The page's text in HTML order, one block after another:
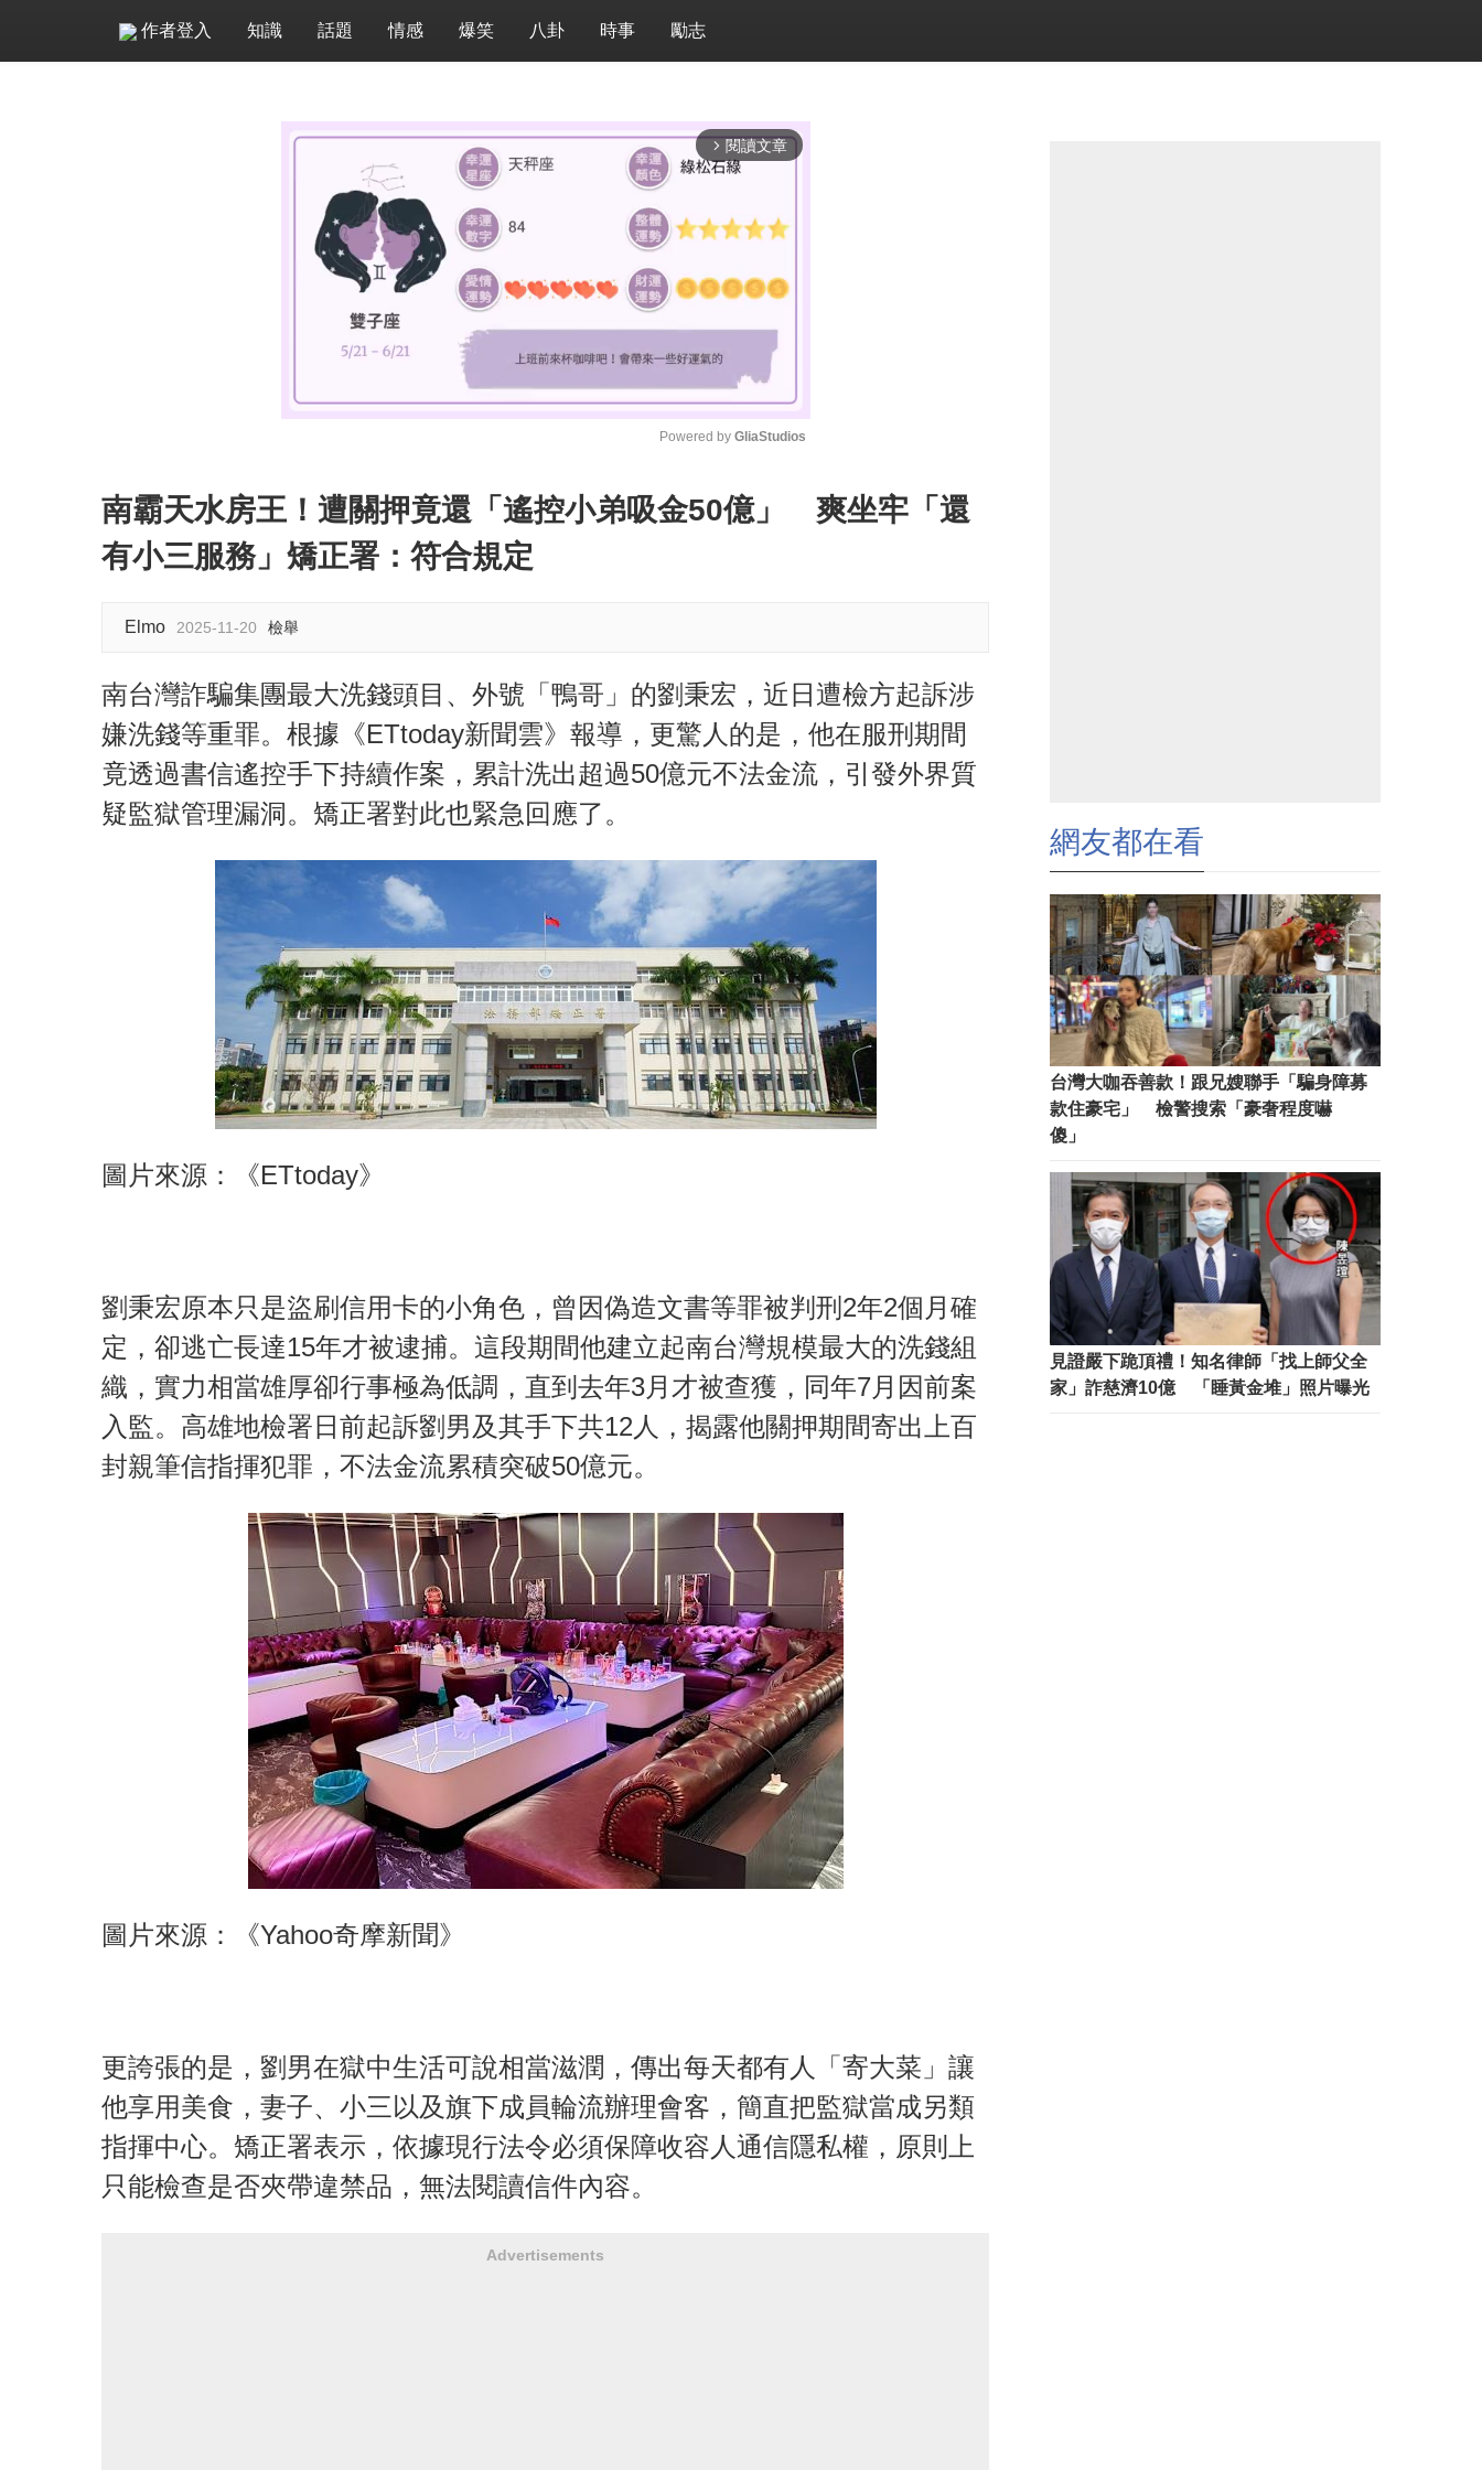
作者登入 知識 話題 情感 爆笑 八卦 時事 勵志
arrow_forward_ios 閱讀文章
M
Powered by GliaStudios
南霸天水房王！遭關押竟還「遙控小弟吸金50億」 爽坐牢「還
有小三服務」矯正署：符合規定
Elmo 2025-11-20 檢舉
南台灣詐騙集團最大洗錢頭目、外號「鴨哥」的劉秉宏，近日遭檢方起訴涉
嫌洗錢等重罪。根據《ETtoday新聞雲》報導，更驚人的是，他在服刑期間
竟透過書信遙控手下持續作案，累計洗出超過50億元不法金流，引發外界質
疑監獄管理漏洞。矯正署對此也緊急回應了。
圖片來源：《ETtoday》
劉秉宏原本只是盜刷信用卡的小角色，曾因偽造文書等罪被判刑2年2個月確
定，卻逃亡長達15年才被逮捕。這段期間他建立起南台灣規模最大的洗錢組
織，實力相當雄厚卻行事極為低調，直到去年3月才被查獲，同年7月因前案
入監。高雄地檢署日前起訴劉男及其手下共12人，揭露他關押期間寄出上百
封親筆信指揮犯罪，不法金流累積突破50億元。
圖片來源：《Yahoo奇摩新聞》
更誇張的是，劉男在獄中生活可說相當滋潤，傳出每天都有人「寄大菜」讓
他享用美食，妻子、小三以及旗下成員輪流辦理會客，簡直把監獄當成另類
指揮中心。矯正署表示，依據現行法令必須保障收容人通信隱私權，原則上
只能檢查是否夾帶違禁品，無法閱讀信件內容。
Advertisements
網友都在看
台灣大咖吞善款！跟兄嫂聯手「騙身障募
款住豪宅」 檢警搜索「豪奢程度嚇
傻」
見證嚴下跪頂禮！知名律師「找上師父全
家」詐慈濟10億 「睡黃金堆」照片曝光